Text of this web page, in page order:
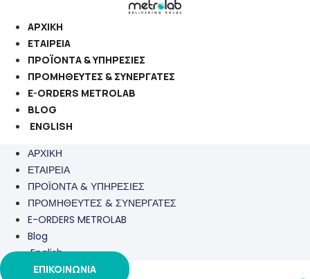
στο
περιεχόμενο
ΑΡΧΙΚΗ
ΕΤΑΙΡΕΙΑ
ΠΡΟΪΟΝΤΑ & ΥΠΗΡΕΣΙΕΣ
ΠΡΟΜΗΘΕΥΤΕΣ & ΣΥΝΕΡΓΑΤΕΣ
E-ORDERS METROLAB
BLOG
ENGLISH
ΑΡΧΙΚΗ
ΕΤΑΙΡΕΙΑ
ΠΡΟΪΟΝΤΑ & ΥΠΗΡΕΣΙΕΣ
ΠΡΟΜΗΘΕΥΤΕΣ & ΣΥΝΕΡΓΑΤΕΣ
E-ORDERS METROLAB
Blog
English
ΕΠΙΚΟΙΝΩΝΙΑ